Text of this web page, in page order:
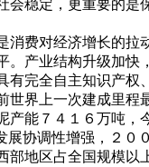
稳定，更重要的
费对经济增长的
产业结构升级加快
完全自主知识产
界上一次建成里
能７４１６万吨
协调性增强，２
地区占全国规模